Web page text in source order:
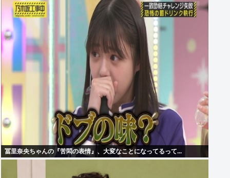
冨里奈央ちゃんの『苦悶の表情』、大変なことになってるって...